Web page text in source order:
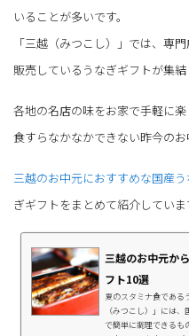
いることが多いです。
「三越（みつこし）」では、専
販売しているうなぎギフトが集結
各地の名店の味をお家で手軽に
食すらなかなかできない昨今のお
三越のお中元におすすめな国産
ぎギフトをまとめて紹介していま
三越のお中元か
フト10選
夏のスタミナ食である
（みつこし）」には
で簡単に調理できるも